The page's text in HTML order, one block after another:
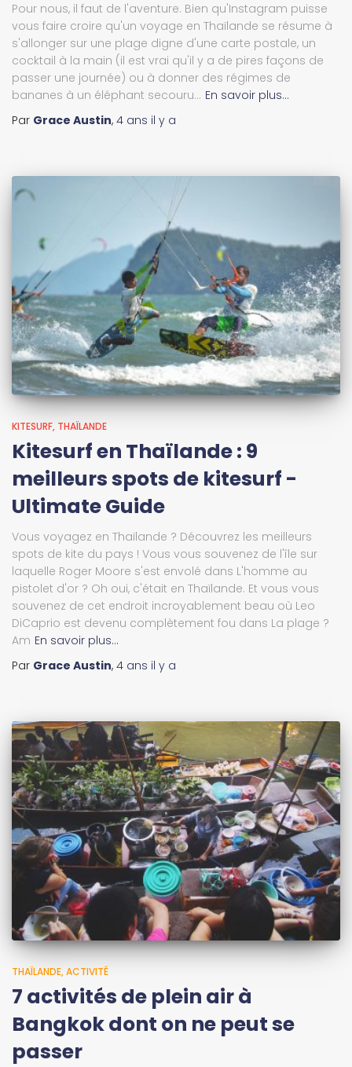
Pour nous, il faut de l'aventure. Bien qu'Instagram puisse
vous faire croire qu'un voyage en Thaïlande se résume à
s'allonger sur une plage digne d'une carte postale, un
cocktail à la main (il est vrai qu'il y a de pires façons de
passer une journée) ou à donner des régimes de
bananes à un éléphant secouru... En savoir plus…
Par Grace Austin, 4 ans il y a
KITESURF THAÏLANDE
Kitesurf en Thaïlande : 9
meilleurs spots de kitesurf -
Ultimate Guide
Vous voyagez en Thaïlande ? Découvrez les meilleurs
spots de kite du pays ! Vous vous souvenez de l'île sur
laquelle Roger Moore s'est envolé dans L'homme au
pistolet d'or ? Oh oui, c'était en Thaïlande. Et vous vous
souvenez de cet endroit incroyablement beau où Leo
DiCaprio est devenu complètement fou dans La plage ?
Am En savoir plus…
Par Grace Austin, 4 ans il y a
THAÏLANDE ACTIVITÉ
7 activités de plein air à
Bangkok dont on ne peut se
passer